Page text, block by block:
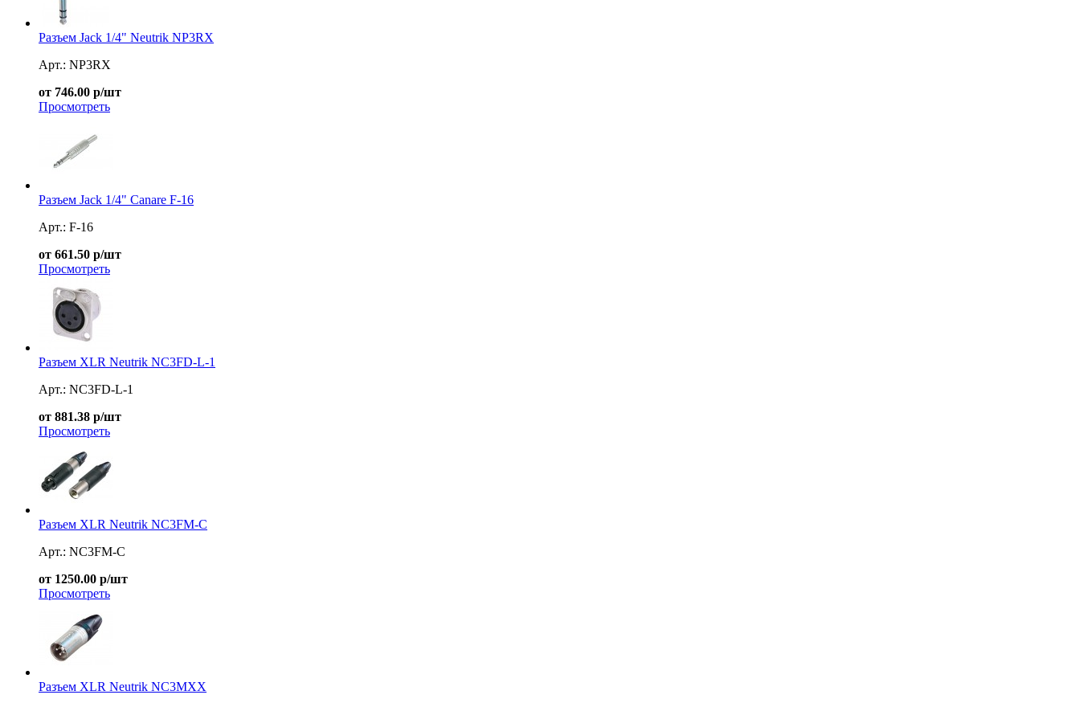
Разъем Jack 1/4" Neutrik NP3RX
Арт.: NP3RX
от 746.00 р/шт
Просмотреть
Разъем Jack 1/4" Canare F-16
Арт.: F-16
от 661.50 р/шт
Просмотреть
Разъем XLR Neutrik NC3FD-L-1
Арт.: NC3FD-L-1
от 881.38 р/шт
Просмотреть
Разъем XLR Neutrik NC3FM-C
Арт.: NC3FM-C
от 1250.00 р/шт
Просмотреть
Разъем XLR Neutrik NC3MXX